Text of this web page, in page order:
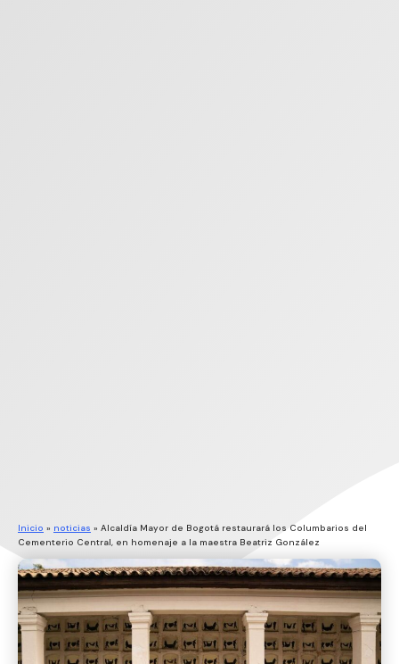
Inicio » noticias » Alcaldía Mayor de Bogotá restaurará los Columbarios del
Cementerio Central, en homenaje a la maestra Beatriz González